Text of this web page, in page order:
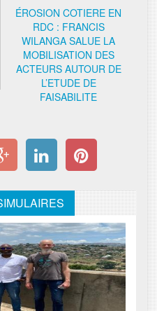
ÉROSION COTIERE EN
RDC : FRANCIS
WILANGA SALUE LA
MOBILISATION DES
ACTEURS AUTOUR DE
L’ETUDE DE
FAISABILITE